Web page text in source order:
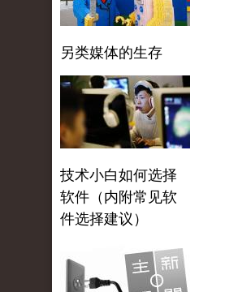
另类媒体的生存
技术小白如何选择
软件（内附常见软
件选择建议）